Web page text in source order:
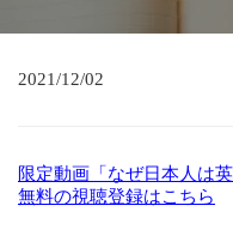
2021/12/02
限定動画「なぜ日本人は
無料の視聴登録はこちら